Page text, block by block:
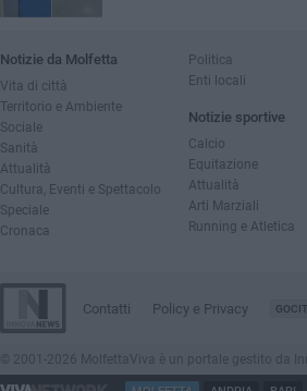
Notizie da Molfetta
Vita di città
Territorio e Ambiente
Sociale
Sanità
Attualità
Cultura, Eventi e Spettacolo
Speciale
Cronaca
Politica
Enti locali
Notizie sportive
Calcio
Equitazione
Attualità
Arti Marziali
Running e Atletica
Contatti Policy e Privacy
© 2001-2026 MolfettaViva è un portale gestito da